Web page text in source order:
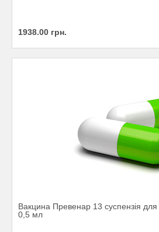
1938.00 грн.
Вакцина Превенар 13 суспензія для
0,5 мл